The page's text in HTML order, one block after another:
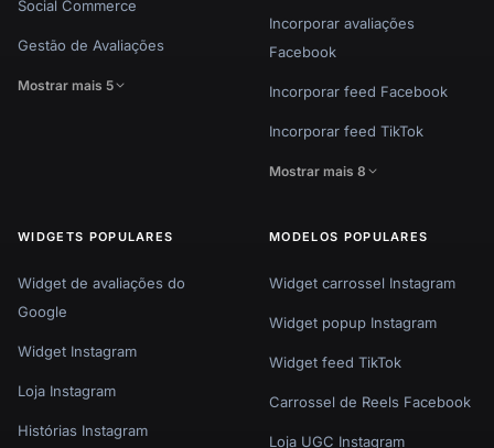
Social Commerce
Gestão de Avaliações
Mostrar mais 5
Incorporar avaliações
Facebook
Incorporar feed Facebook
Incorporar feed TikTok
Mostrar mais 8
WIDGETS POPULARES
Widget de avaliações do
Google
Widget Instagram
Loja Instagram
Histórias Instagram
MODELOS POPULARES
Widget carrossel Instagram
Widget popup Instagram
Widget feed TikTok
Carrossel de Reels Facebook
Loja UGC Instagram